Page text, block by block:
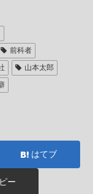
前科者
山本太郎
はてブ
ー